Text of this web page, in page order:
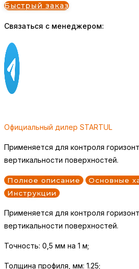
Быстрый заказ
Связаться с менеджером:
Официальный дилер STARTUL
Применяется для контроля
вертикальности поверхностей.
Полное описание
Основные
Инструкции
Применяется для контроля
вертикальности поверхностей.
Точность: 0,5 мм на 1 м;
Толщина профиля, мм: 1.25;